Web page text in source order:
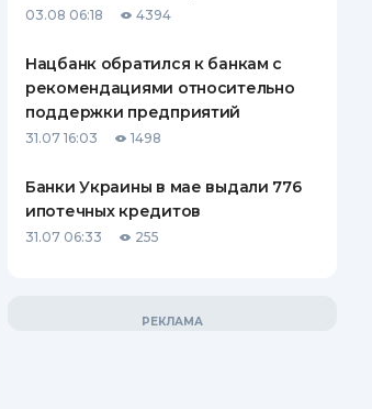
03.08 06:18 4394
Нацбанк обратился к банкам с
рекомендациями относительно
поддержки предприятий
31.07 16:03 1498
Банки Украины в мае выдали 776
ипотечных кредитов
31.07 06:33 255